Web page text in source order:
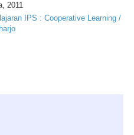
2011
IPS : Cooperative Learning /